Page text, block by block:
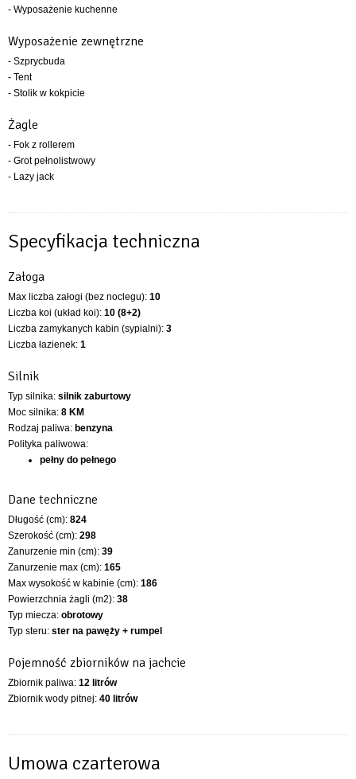
- Wyposażenie kuchenne
Wyposażenie zewnętrzne
- Szprycbuda
- Tent
- Stolik w kokpicie
Żagle
- Fok z rollerem
- Grot pełnolistwowy
- Lazy jack
Specyfikacja techniczna
Załoga
Max liczba załogi (bez noclegu): 10
Liczba koi (układ koi): 10 (8+2)
Liczba zamykanych kabin (sypialni): 3
Liczba łazienek: 1
Silnik
Typ silnika: silnik zaburtowy
Moc silnika: 8 KM
Rodzaj paliwa: benzyna
Polityka paliwowa:
pełny do pełnego
Dane techniczne
Długość (cm): 824
Szerokość (cm): 298
Zanurzenie min (cm): 39
Zanurzenie max (cm): 165
Max wysokość w kabinie (cm): 186
Powierzchnia żagli (m2): 38
Typ miecza: obrotowy
Typ steru: ster na pawęży + rumpel
Pojemność zbiorników na jachcie
Zbiornik paliwa: 12 litrów
Zbiornik wody pitnej: 40 litrów
Umowa czarterowa